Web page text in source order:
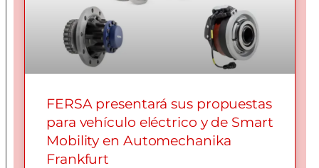
FERSA presentará sus propuestas
para vehículo eléctrico y de Smart
Mobility en Automechanika
Frankfurt